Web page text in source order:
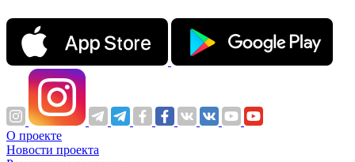
О проекте
Новости проекта